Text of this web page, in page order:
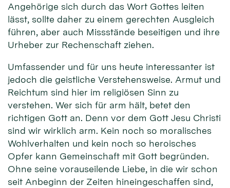
Angehörige sich durch das Wort Gottes leiten
lässt, sollte daher zu einem gerechten Ausgleich
führen, aber auch Missstände beseitigen und ihre
Urheber zur Rechenschaft ziehen.
Umfassender und für uns heute interessanter ist
jedoch die geistliche Verstehensweise. Armut und
Reichtum sind hier im religiösen Sinn zu
verstehen. Wer sich für arm hält, betet den
richtigen Gott an. Denn vor dem Gott Jesu Christi
sind wir wirklich arm. Kein noch so moralisches
Wohlverhalten und kein noch so heroisches
Opfer kann Gemeinschaft mit Gott begründen.
Ohne seine vorauseilende Liebe, in die wir schon
seit Anbeginn der Zeiten hineingeschaffen sind,